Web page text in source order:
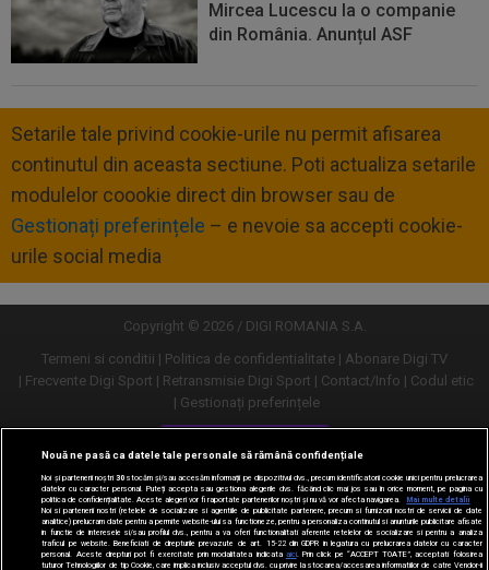
Mircea Lucescu la o companie
din România. Anunțul ASF
Setarile tale privind cookie-urile nu permit afisarea
continutul din aceasta sectiune. Poti actualiza setarile
modulelor coookie direct din browser sau de
Gestionați preferințele – e nevoie sa accepti cookie-
urile social media
Copyright © 2026 / DIGI ROMANIA S.A.
Termeni si conditii
Politica de confidentialitate
Abonare Digi TV
Frecvente Digi Sport
Retransmisie Digi Sport Contact/Info
Codul etic
Gestionați preferințele
Versiune desktop
Nouă ne pasă ca datele tale personale să rămână confidențiale
Noi și partenerii noștri30stocăm și/sau accesăm informații pe dispozitivul dvs., precum identificatorii cookie unici pentru prelucrarea
datelor cu caracter personal. Puteți accepta sau gestiona alegerile dvs. făcând clic mai jos sau în orice moment, pe pagina cu
politica de confidențialitate. Aceste alegeri vor fi raportate partenerilor noștri și nu vă vor afecta navigarea.
Mai multe detalii
Noi si partenerii nostri (retelele de socializare si agentiile de publicitate partenere, precum si furnizorii nostri de servicii de date
analitice) prelucram date pentru a permite website-ului sa functioneze, pentru a personaliza continutul si anunturile publicitare afisate
in functie de interesele si/sau profilul dvs., pentru a va oferi functionalitati aferente retelelor de socializare si pentru a analiza
traficul pe website. Beneficiati de drepturile prevazute de art. 15-22 din GDPR in legatura cu prelucrarea datelor cu caracter
personal. Aceste drepturi pot fi exercitate prin modalitatea indicata aici. Prin click pe “ACCEPT TOATE”, acceptati folosirea
tuturor Tehnologiilor de tip Cookie, care implica inclusiv acceptul dvs. cu privire la stocarea/accesarea informatiilor de catre Vendor-ii